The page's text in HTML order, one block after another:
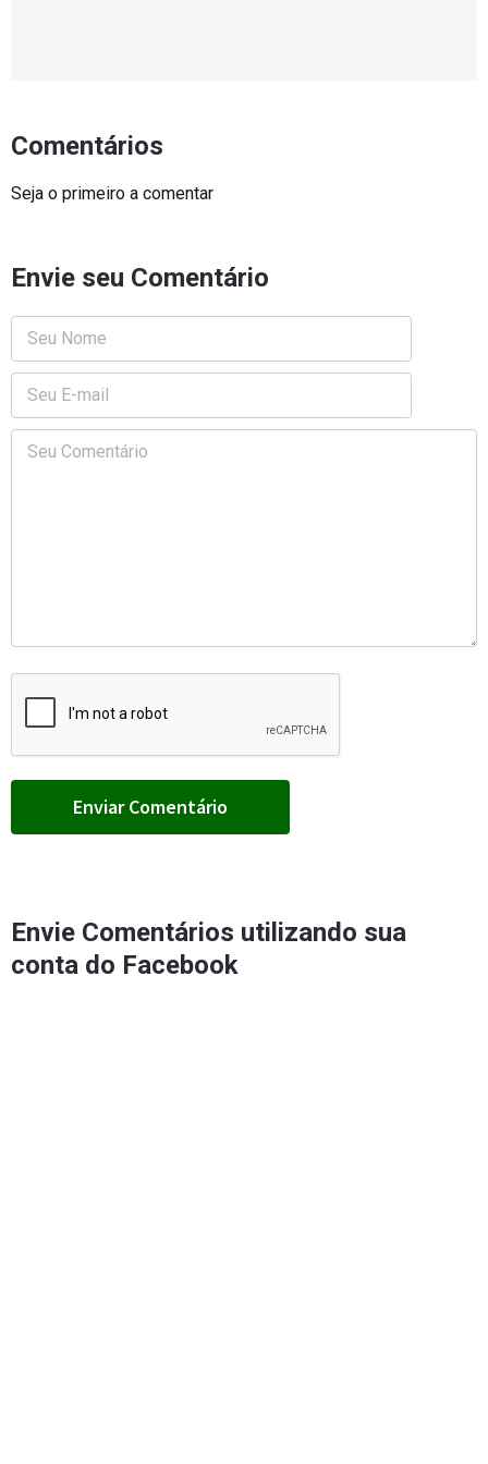
Comentários
Seja o primeiro a comentar
Envie seu Comentário
Envie Comentários utilizando sua
conta do Facebook